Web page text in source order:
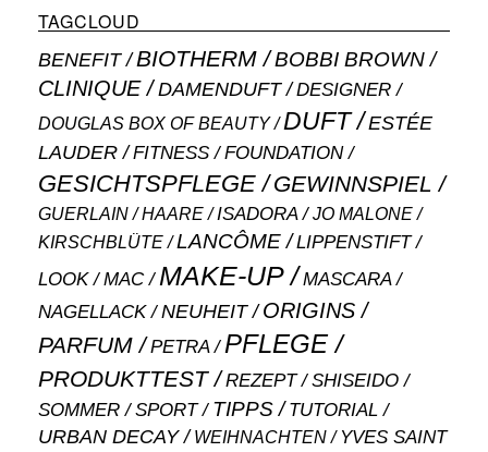
TAGCLOUD
BENEFIT BIOTHERM BOBBI BROWN
CLINIQUE DAMENDUFT DESIGNER
DOUGLAS BOX OF BEAUTY DUFT
ESTÉE
LAUDER
FITNESS FOUNDATION
GESICHTSPFLEGE GEWINNSPIEL
GUERLAIN HAARE ISADORA JO MALONE
KIRSCHBLÜTE LANCÔME LIPPENSTIFT
LOOK MAC MAKE-UP MASCARA
NAGELLACK NEUHEIT ORIGINS
PARFUM PETRA PFLEGE
PRODUKTTEST REZEPT SHISEIDO
SOMMER SPORT TIPPS TUTORIAL
URBAN DECAY WEIHNACHTEN
YVES SAINT